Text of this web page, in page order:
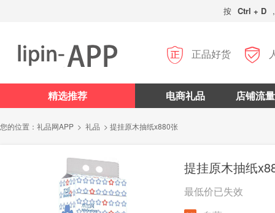
按 Ctrl + D
 正品好货 
精选推荐 电商礼品 店铺流量
您的位置： 礼品网APP > 礼品 > 提挂原木抽纸x880张
提挂原木抽纸
最低价已失效